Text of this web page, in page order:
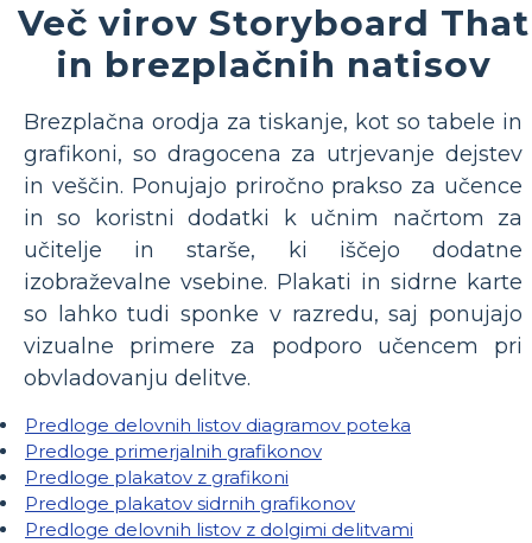
Več virov Storyboard That
in brezplačnih natisov
Brezplačna orodja za tiskanje, kot so tabele in
grafikoni, so dragocena za utrjevanje dejstev
in veščin. Ponujajo priročno prakso za učence
in so koristni dodatki k učnim načrtom za
učitelje in starše, ki iščejo dodatne
izobraževalne vsebine. Plakati in sidrne karte
so lahko tudi sponke v razredu, saj ponujajo
vizualne primere za podporo učencem pri
obvladovanju delitve.
Predloge delovnih listov diagramov poteka
Predloge primerjalnih grafikonov
Predloge plakatov z grafikoni
Predloge plakatov sidrnih grafikonov
Predloge delovnih listov z dolgimi delitvami